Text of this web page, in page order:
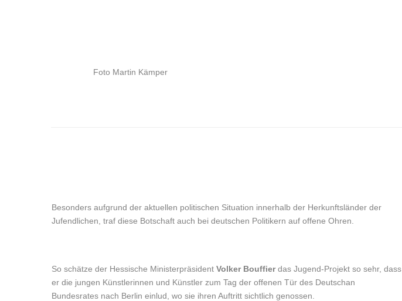
Foto Martin Kämper
Besonders aufgrund der aktuellen politischen Situation innerhalb der Herkunftsländer der
Jufendlichen, traf diese Botschaft auch bei deutschen Politikern auf offene Ohren.
So schätze der Hessische Ministerpräsident Volker Bouffierdas Jugend-Projekt so sehr, dass
er die jungen Künstlerinnen und Künstler zum Tag der offenen Tür des Deutschan
Bundesrates nach Berlin einlud, wo sie ihren Auftritt sichtlich genossen.